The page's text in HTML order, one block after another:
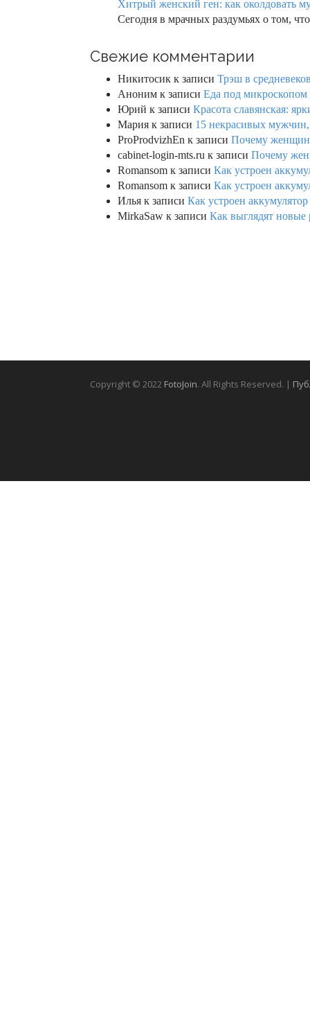
Хитрый женский ген: как околдовать
Сегодня в мрачных раздумьях о том,
Свежие комментарии
Никитосик к записи Трэш в
Аноним к записи Еда под микроскопом
Юрий к записи Красота славянская:
Мария к записи 15 некрасивых
ProProdvizhEn к записи Почему
cabinet-login-mts.ru к записи Почему
Romansom к записи Как устроен
Romansom к записи Как устроен
Илья к записи Как устроен
MirkaSaw к записи Как выглядят новые